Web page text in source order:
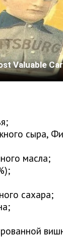
сыра,
масла;
сахара;